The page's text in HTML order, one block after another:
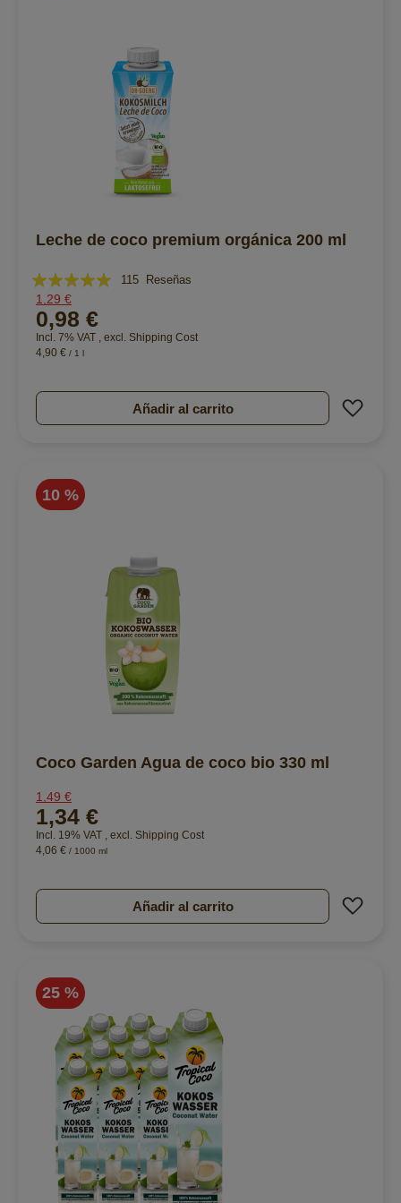
Leche de coco premium orgánica 200 ml
Valoración:
97%
115 Reseñas
1,29 €
0,98 €
Incl. 7% VAT , excl. Shipping Cost
4,90 € / 1 l
Añadir al carrito
10 %
Coco Garden Agua de coco bio 330 ml
1,49 €
1,34 €
Incl. 19% VAT , excl. Shipping Cost
4,06 € / 1000 ml
Añadir al carrito
25 %